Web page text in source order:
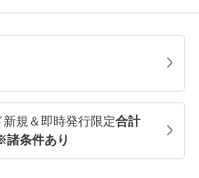
規＆即時発行限定合計
条件あり